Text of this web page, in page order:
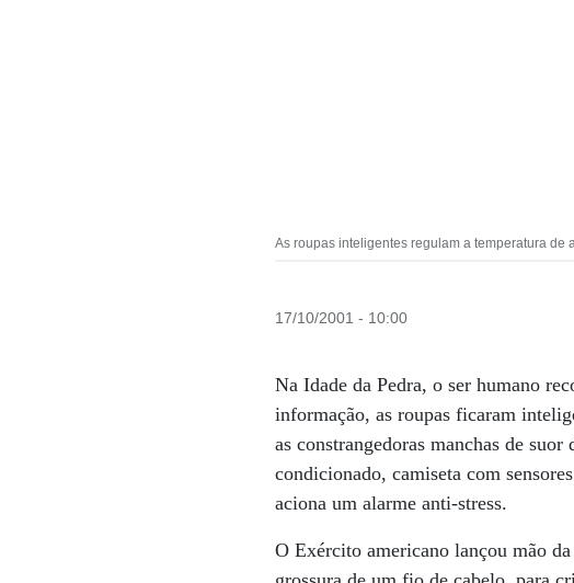
As roupas inteligentes regulam a temperatura de
17/10/2001 - 10:00
Na Idade da Pedra, o ser humano
informação, as roupas ficaram
as constrangedoras manchas de
condicionado, camiseta com
aciona um alarme anti-stress.
O Exército americano lançou mão